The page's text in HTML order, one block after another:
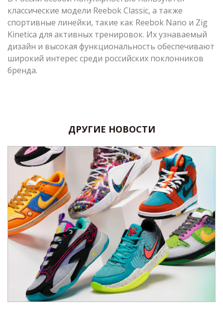
классические модели Reebok Classic, а также
спортивные линейки, такие как Reebok Nano и Zig
Kinetica для активных тренировок. Их узнаваемый
дизайн и высокая функциональность обеспечивают
широкий интерес среди российских поклонников
бренда.
ДРУГИЕ НОВОСТИ